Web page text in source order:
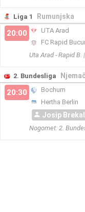
Liga 1 Rumunjska
20:00
UTA Arad
FC Rapid
Uta Arad - Rapid
2. Bundesliga
20:30
Bochum
Hertha Berlin
Josip
Nogomet: 2.